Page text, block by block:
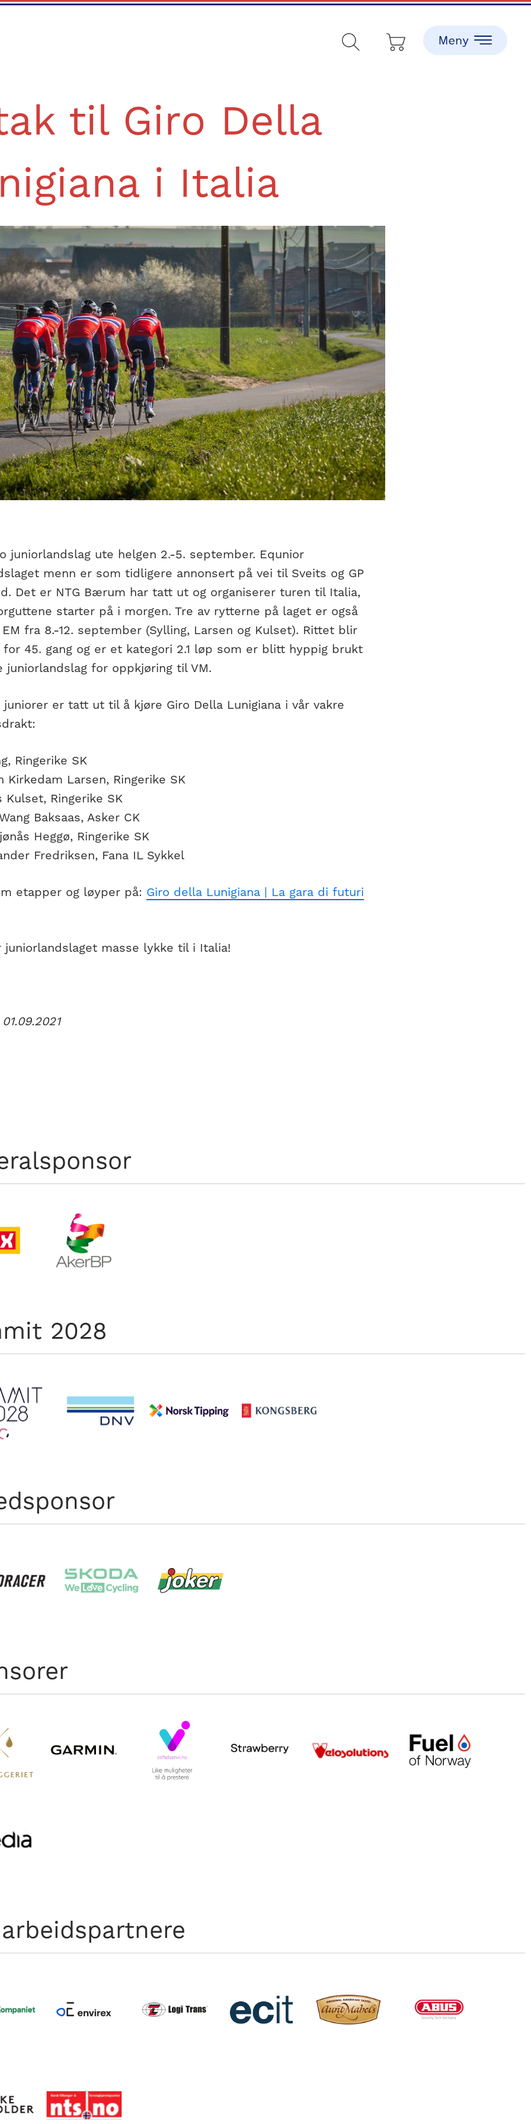
til Giro Della
i Italia
juniorlandslag ute helgen 2.-5. september. Equnior
menn er som tidligere annonsert på vei til Sveits og GP
Det er NTG Bærum har tatt ut og organiserer turen til Italia,
starter på i morgen. Tre av rytterne på laget er også
fra 8.-12. september (Sylling, Larsen og Kulset). Rittet blir
for 45. gang og er et kategori 2.1 løp som er blitt hyppig brukt
juniorlandslag for oppkjøring til VM.
juniorer er tatt ut til å kjøre Giro Della Lunigiana i vår vakre
Ringerike SK
Kirkedam Larsen, Ringerike SK
Kulset, Ringerike SK
Baksaas, Asker CK
Heggø, Ringerike SK
Fredriksen, Fana IL Sykkel
etapper og løyper på: Giro della Lunigiana | La gara di futuri
juniorlandslaget masse lykke til i Italia!
2028